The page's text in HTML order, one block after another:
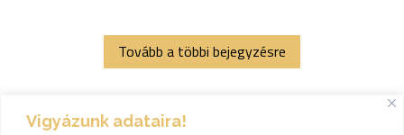
Vigyázunk adataira!
Tovább a többi bejegyzésre